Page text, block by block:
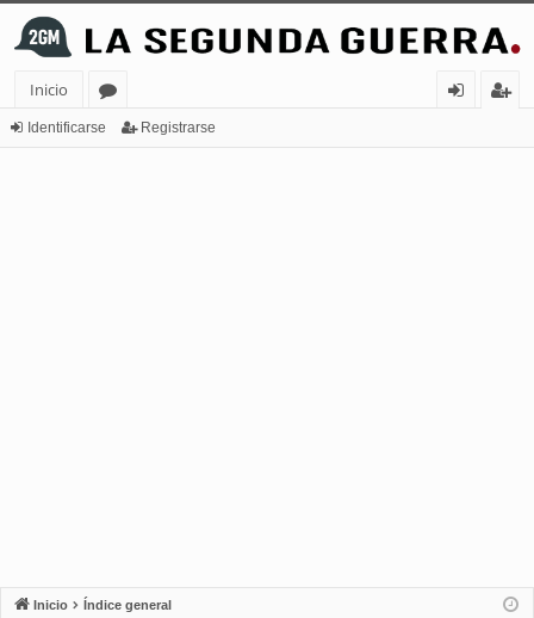
Inicio
or
Identificarse Registrarse
Inicio Índice general